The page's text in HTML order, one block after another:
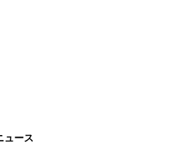
ュース